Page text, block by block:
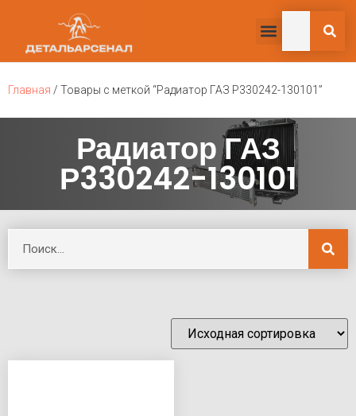
Главная / Товары с меткой “Радиатор ГАЗ Р330242-130101”
Радиатор ГАЗ
Р330242-130101